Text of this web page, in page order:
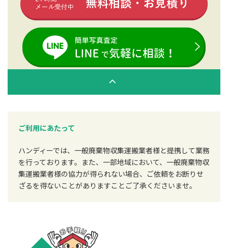
ご利用にあたって
ハンディーでは、一般廃棄物収集運搬業者様と提携して業務
を行っております。また、一部地域において、一般廃棄物収
集運搬業者様の協力が得られない場合、ご依頼をお断りせ
ざるを得ないことがありますことご了承くださいませ。